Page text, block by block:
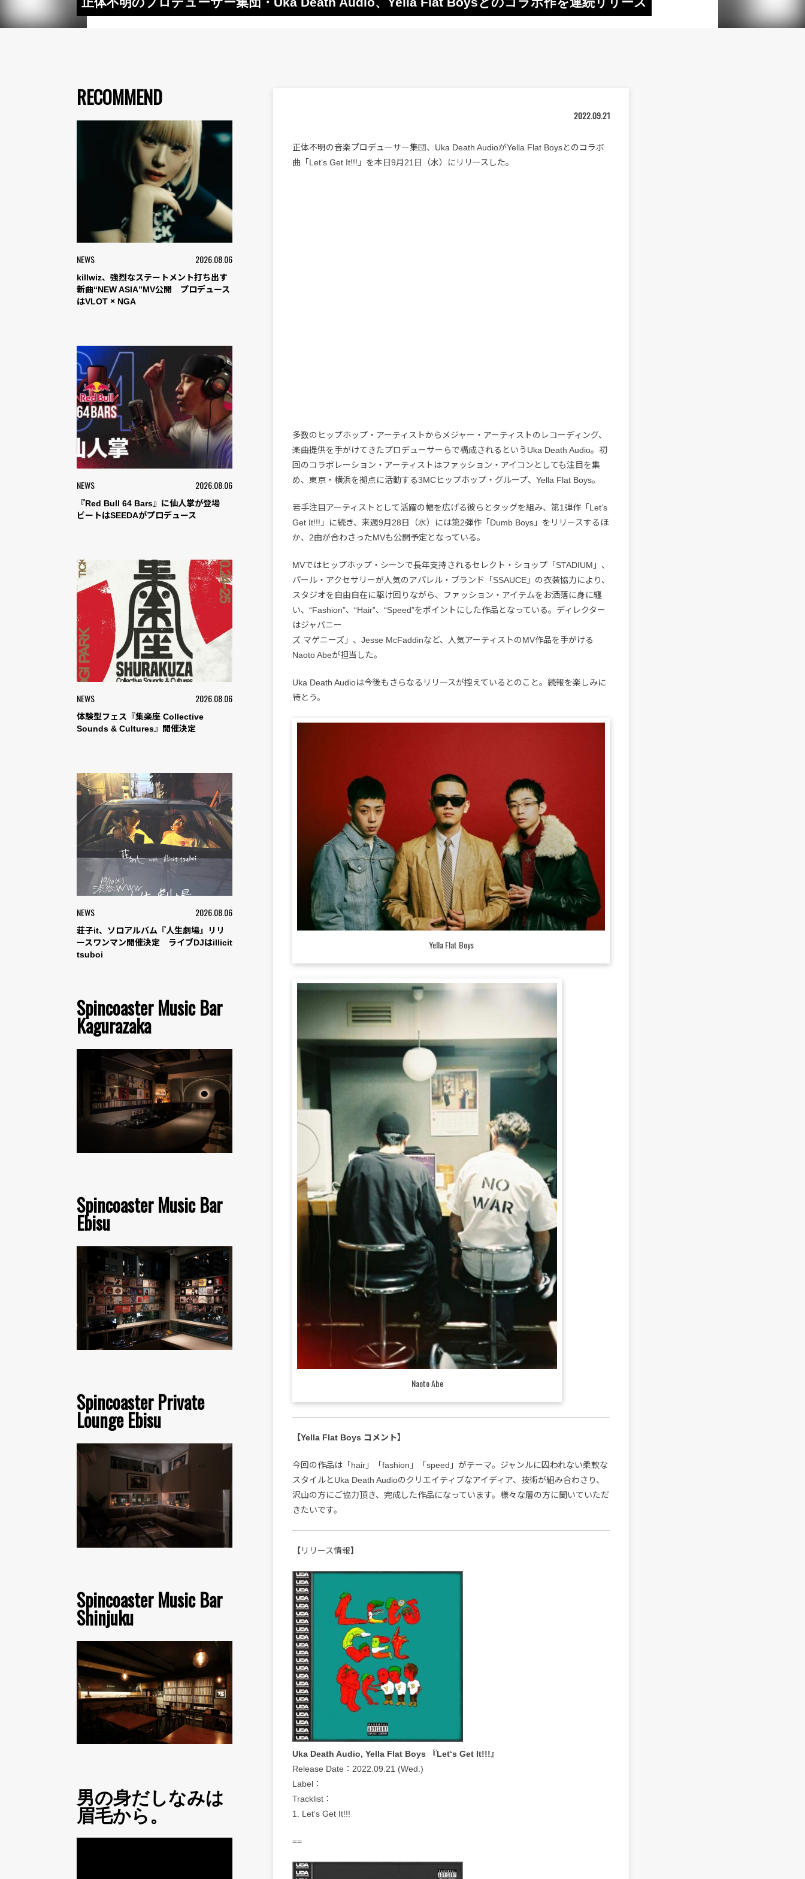
RECOMMEND
NEWS 2026.08.06
killwiz、強烈なステートメント打ち出す
新曲“NEW ASIA”MV公開 プロデュース
はVLOT × NGA
NEWS 2026.08.06
『Red Bull 64 Bars』に仙人掌が登場
ビートはSEEDAがプロデュース
NEWS 2026.08.06
体験型フェス『集楽座 Collective
Sounds & Cultures』開催決定
NEWS 2026.08.06
荘子it、ソロアルバム『人生劇場』リリ
ースワンマン開催決定 ライブDJはillicit
tsuboi
Spincoaster Music Bar
Kagurazaka
Spincoaster Music Bar
Ebisu
Spincoaster Private
Lounge Ebisu
Spincoaster Music Bar
Shinjuku
男の身だしなみは
眉毛から。
2022.09.21
正体不明の音楽プロデューサー集団、Uka Death AudioがYella Flat Boysとのコラボ
曲「Letʻs Get It!!!」を本日9月21日（水）にリリースした。
多数のヒップホップ・アーティストからメジャー・アーティストのレコーディング、
楽曲提供を手がけてきたプロデューサーらで構成されるというUka Death Audio。初
回のコラボレーション・アーティストはファッション・アイコンとしても注目を集
め、東京・横浜を拠点に活動する3MCヒップホップ・グループ、Yella Flat Boys。
若手注目アーティストとして活躍の幅を広げる彼らとタッグを組み、第1弾作「Letʻs
Get It!!!」に続き、来週9月28日（水）には第2弾作「Dumb Boys」をリリースするほ
か、2曲が合わさったMVも公開予定となっている。
MVではヒップホップ・シーンで長年支持されるセレクト・ショップ「STADIUM」、
パール・アクセサリーが人気のアパレル・ブランド「SSAUCE」の衣装協力により、
スタジオを自由自在に駆け回りながら、ファッション・アイテムをお洒落に身に纏
い、“Fashion”、“Hair”、“Speed”をポイントにした作品となっている。ディレクター
はジャパニー
ズ マゲニーズ」、Jesse McFaddinなど、人気アーティストのMV作品を手がける
Naoto Abeが担当した。
Uka Death Audioは今後もさらなるリリースが控えているとのこと。続報を楽しみに
待とう。
Yella Flat Boys
Naoto Abe
【Yella Flat Boys コメント】
今回の作品は「hair」「fashion」「speed」がテーマ。ジャンルに囚われない柔軟な
スタイルとUka Death Audioのクリエイティブなアイディア、技術が組み合わさり、
沢山の方にご協力頂き、完成した作品になっています。様々な層の方に聞いていただ
きたいです。
【リリース情報】
Uka Death Audio, Yella Flat Boys 『Letʻs Get It!!!』
Release Date：2022.09.21 (Wed.)
Label：
Tracklist：
1. Letʻs Get It!!!
==